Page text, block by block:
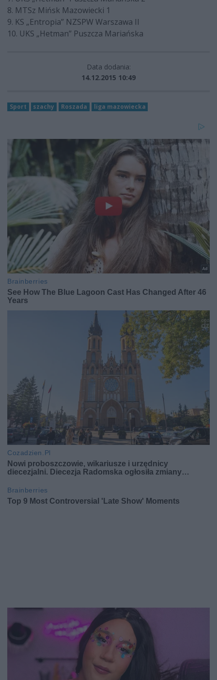
8. MTSz Mińsk Mazowiecki 1
9. KS „Entropia” NZSPW Warszawa II
10. UKS „Hetman” Puszcza Mariańska
Data dodania:
14.12.2015 10:49
Sport szachy Roszada liga mazowiecka